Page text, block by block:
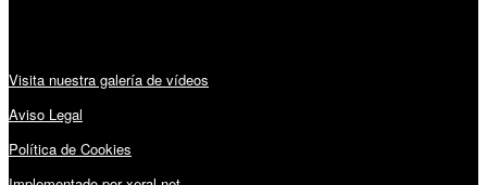
Visita nuestra galería de vídeos
Aviso Legal
Política de Cookies